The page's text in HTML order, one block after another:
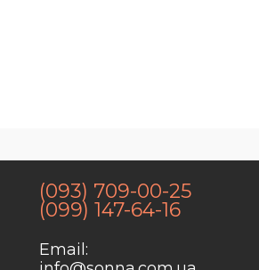
(093) 709-00-25
(099) 147-64-16
Email: